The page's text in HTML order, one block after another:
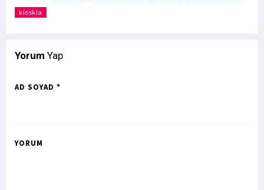
kioskla
Yorum Yap
AD SOYAD *
YORUM